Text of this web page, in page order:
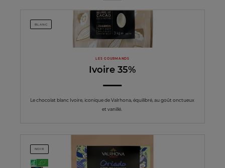
BLANC
LES GOURMANDS
Ivoire 35%
Le chocolat blanc Ivoire, iconique de Valrhona, équilibré, au goût onctueux
et vanillé.
NOIR